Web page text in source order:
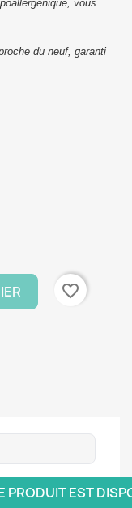
vous
du neuf, garanti
favorite_border
PRODUIT EST